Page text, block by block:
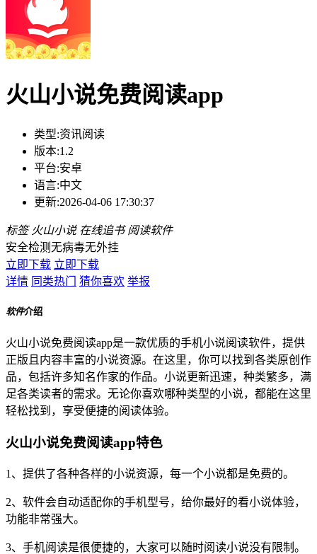
火山小说免费阅读app
类型:资讯阅读
版本:1.2
平台:安卓
语言:中文
更新:2026-04-06 17:30:37
标签 火山小说 在线追书 阅读软件
安全检测无病毒无外挂
立即下载 立即下载
详情 同类热门 猜你喜欢 举报
软件介绍
火山小说免费阅读app是一款优质的手机小说阅读软件，提供
正版且内容丰富的小说资源。在这里，你可以找到各类原创作
品，包括许多知名作家的作品。小说更新迅速，种类繁多，满
足各类读者的需求。无论你喜欢哪种类型的小说，都能在这里
轻松找到，享受便捷的阅读体验。
火山小说免费阅读app特色
1、提供了各种各样的小说资源，每一个小说都是免费的。
2、软件会自动适配你的手机型号，给你最好的看小说体验，
功能非常强大。
3、手机阅读是很便捷的，大家可以随时阅读小说没有限制。